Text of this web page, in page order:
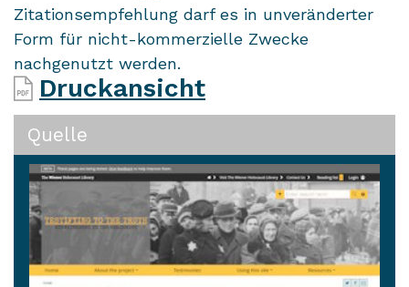
Zitationsempfehlung darf es in unveränderter
Form für nicht-kommerzielle Zwecke
nachgenutzt werden.
Druckansicht
Quelle